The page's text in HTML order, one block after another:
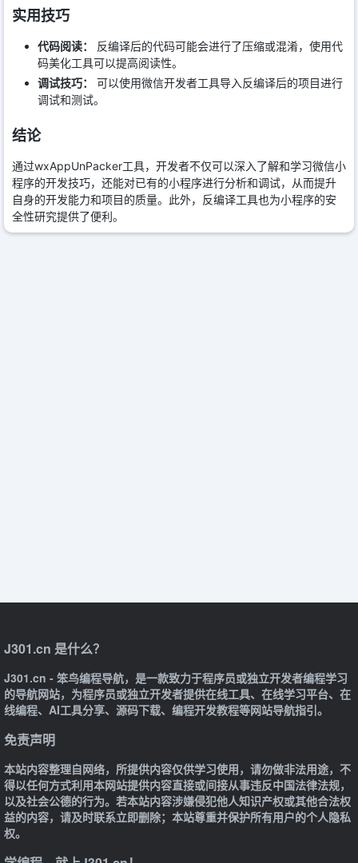
实用技巧
代码阅读：
反编译后的代码可能会进行了压缩或混淆，使用代
码美化工具可以提高阅读性。
调试技巧：
可以使用微信开发者工具导入反编译后的项目进行
调试和测试。
结论
通过wxAppUnPacker工具，开发者不仅可以深入了解和学习微信小
程序的开发技巧，还能对已有的小程序进行分析和调试，从而提升
自身的开发能力和项目的质量。此外，反编译工具也为小程序的安
全性研究提供了便利。
J301.cn 是什么？
J301.cn - 笨鸟编程导航，是一款致力于程序员或独立开发者编程学习
的导航网站，为程序员或独立开发者提供在线工具、在线学习平台、在
线编程、AI工具分享、源码下载、编程开发教程等网站导航指引。
免责声明
本站内容整理自网络，所提供内容仅供学习使用，请勿做非法用途，不
得以任何方式利用本网站提供内容直接或间接从事违反中国法律法规，
以及社会公德的行为。若本站内容涉嫌侵犯他人知识产权或其他合法权
益的内容，请及时联系立即删除；本站尊重并保护所有用户的个人隐私
权。